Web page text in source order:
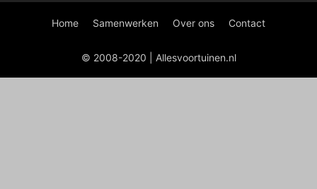
Home Samenwerken Over ons Contact
© 2008-2020 | Allesvoortuinen.nl